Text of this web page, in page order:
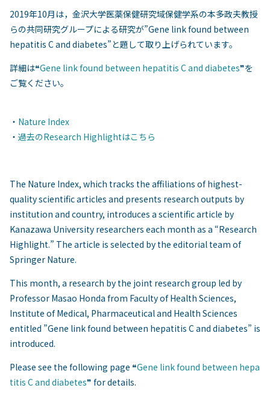
2019年10月は，金沢大学医薬保健研究域保健学系の本多政夫教授
らの共同研究グループによる研究が”Gene link found between
hepatitis C and diabetes”と題して取り上げられています。
詳細は❝Gene link found between hepatitis C and diabetes❞を
ご覧ください。
・ Nature Index
・ 過去のResearch Highlightはこちら
The Nature Index, which tracks the affiliations of highest-
quality scientific articles and presents research outputs by
institution and country, introduces a scientific article by
Kanazawa University researchers each month as a “Research
Highlight.” The article is selected by the editorial team of
Springer Nature.
This month, a research by the joint research group led by
Professor Masao Honda from Faculty of Health Sciences,
Institute of Medical, Pharmaceutical and Health Sciences
entitled ”Gene link found between hepatitis C and diabetes” is
introduced.
Please see the following page ❝Gene link found between hepa
titis C and diabetes❞ for details.